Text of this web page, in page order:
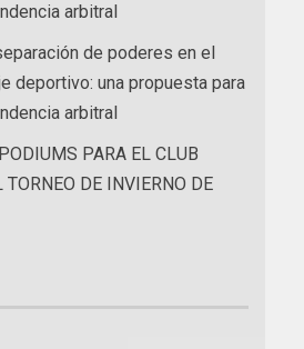
arbitral
de poderes en el
deportivo: una propuesta para
arbitral
PARA EL CLUB
TORNEO DE INVIERNO DE